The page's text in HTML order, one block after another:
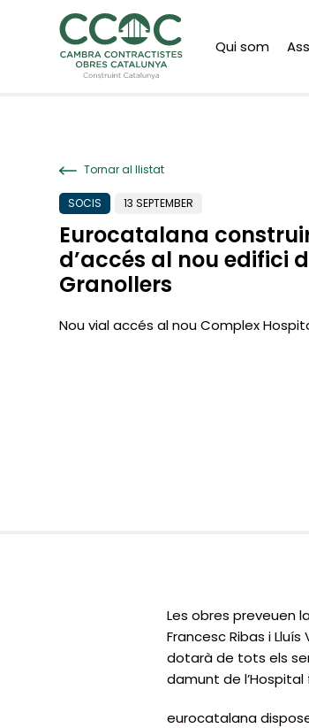
Qui som
Tornar al llistat
SOCIS 13 SEPTEMBER
Eurocatalana
d’accés al nou edifici
Granollers
Nou vial accés al nou Complex
Les obres preveuen
Francesc Ribas i
dotarà de tots els
damunt de l’Hospital
eurocatalana